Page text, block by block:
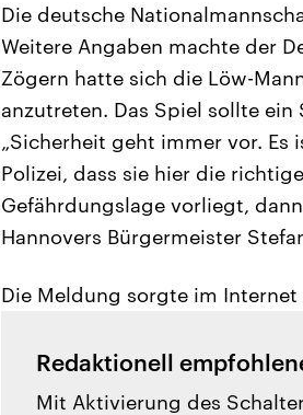
Die deutsche
Weitere Angaben machte der
Zögern hatte sich die Löw-
anzutreten. Das Spiel sollte
„Sicherheit geht immer vor.
Polizei, dass sie hier die
Gefährdungslage vorliegt,
Hannovers Bürgermeister
Die Meldung sorgte im
Redaktionell
Mit Aktivierung des